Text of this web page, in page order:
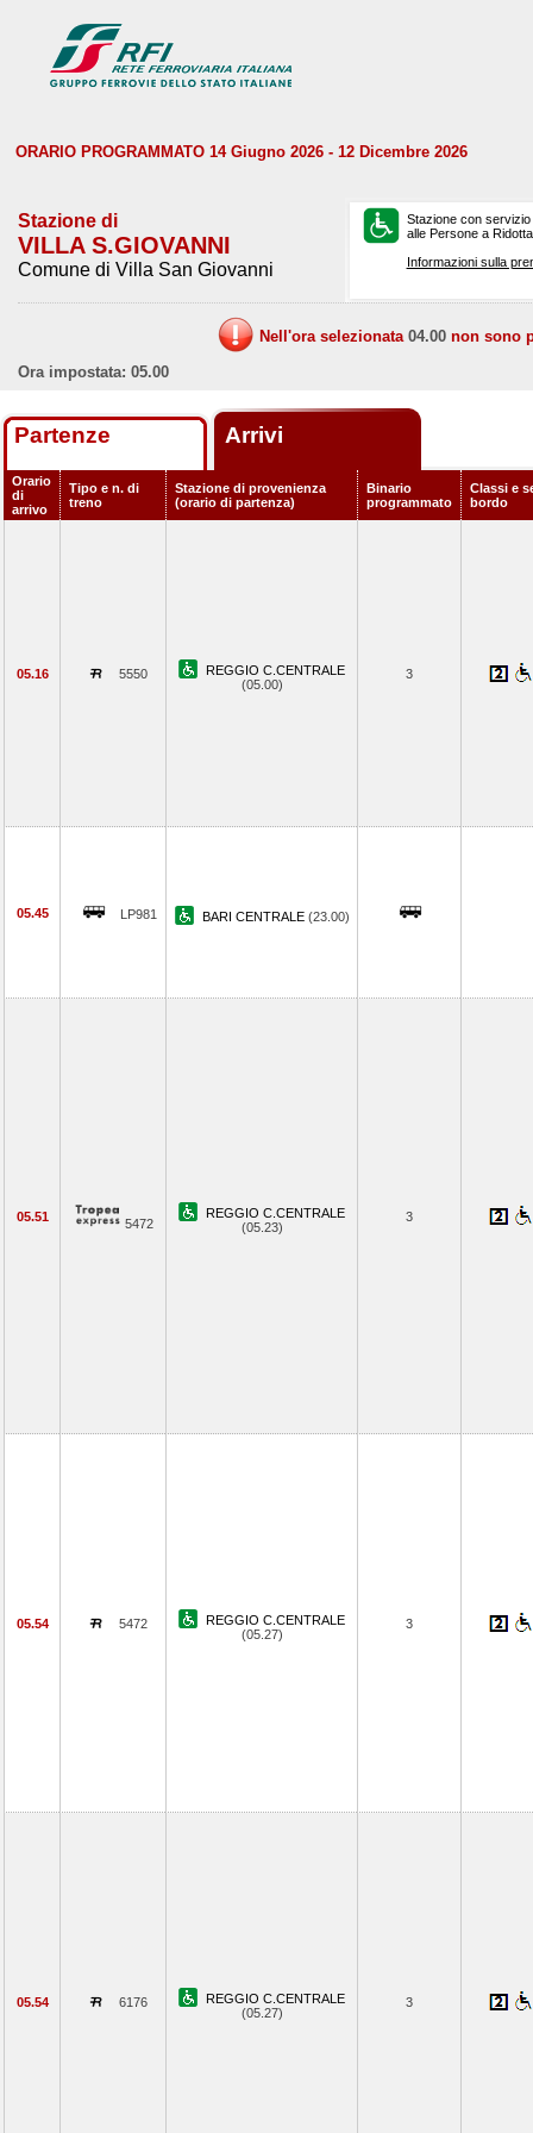
ORARIO PROGRAMMATO 14 Giugno 2026 - 12 Dicembre 2026
Stazione di
VILLA S.GIOVANNI
Comune di Villa San Giovanni
Stazione con
alle Persone a
Informazioni sulla
Nell'ora selezionata 04.00 non sono
Ora impostata: 05.00
Partenze Arrivi
Orario
di
arrivo
Tipo e n. di
treno
Stazione di provenienza
(orario di partenza)
Binario
programmato
Classi e
bordo
05.16 5550
REGGIO C.CENTRALE
(05.00)
3
05.45 LP981 BARI CENTRALE (23.00)
05.51 5472
REGGIO C.CENTRALE
(05.23)
3
05.54 5472
REGGIO C.CENTRALE
(05.27)
3
05.54 6176
REGGIO C.CENTRALE
(05.27)
3